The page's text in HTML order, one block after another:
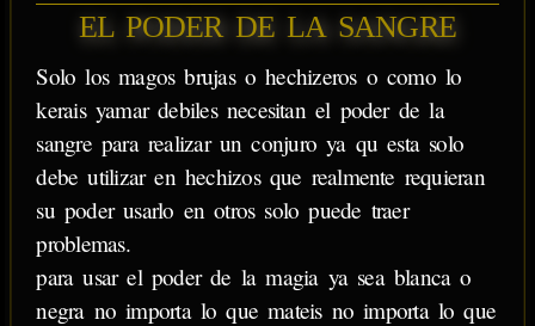
EL PODER DE LA SANGRE
Solo los magos brujas o hechizeros o como lo
kerais yamar debiles necesitan el poder de la
sangre para realizar un conjuro ya qu esta solo
debe utilizar en hechizos que realmente requieran
su poder usarlo en otros solo puede traer
problemas.
para usar el poder de la magia ya sea blanca o
negra no importa lo que mateis no importa lo que